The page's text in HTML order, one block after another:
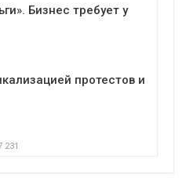
Бизнес требует у
протестов и
231